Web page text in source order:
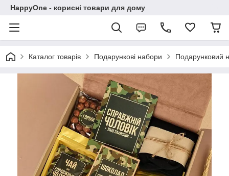
HappyOne - корисні товари для дому
Каталог товарів Подарункові набори Подарунковий